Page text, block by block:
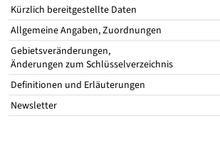
Kürzlich bereitgestellte Daten
Allgemeine Angaben, Zuordnungen
Gebietsveränderungen,
Änderungen zum Schlüsselverzeichnis
Definitionen und Erläuterungen
Newsletter